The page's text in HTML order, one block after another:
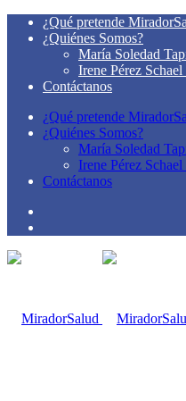
¿Qué pretende
¿Quiénes Somos?
María Soledad
Irene Pérez
Contáctanos
¿Qué pretende
¿Quiénes Somos?
María Soledad
Irene Pérez
Contáctanos